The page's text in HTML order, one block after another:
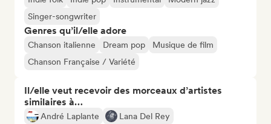
Singer-songwriter
Genres qu’il/elle adore
Chanson italienne Dream pop
Musique de film
Chanson Française / Variété
Il/elle veut recevoir des morceaux d’artistes
similaires à…
André Laplante Lana Del Rey